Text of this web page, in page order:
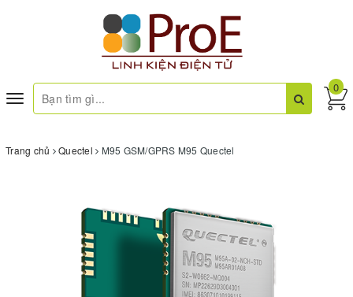
Toggle
navigation
0
Trang chủ Quectel M95 GSM/GPRS M95 Quectel